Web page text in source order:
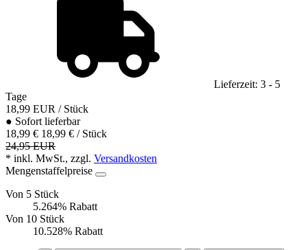
Lieferzeit: 3 - 5
Tage
18,99 EUR / Stück
● Sofort lieferbar
18,99 € 18,99 € / Stück
24,95 EUR
* inkl. MwSt., zzgl. Versandkosten
Mengenstaffelpreise
Von 5 Stück
5.264% Rabatt
Von 10 Stück
10.528% Rabatt